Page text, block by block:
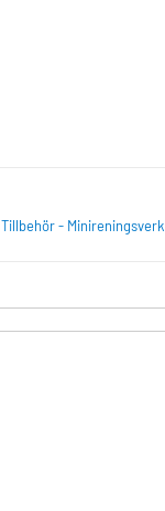
Tillbehör - Minireningsverk